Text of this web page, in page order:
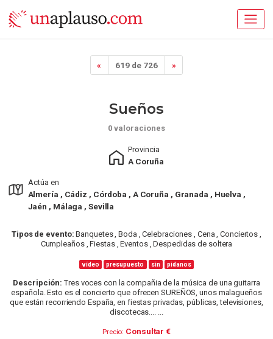
« 619 de 726 »
Sueños
0 valoraciones
Provincia
A Coruña
Actúa en
Almería , Cádiz , Córdoba , A Coruña , Granada , Huelva ,
Jaén , Málaga , Sevilla
Tipos de evento: Banquetes , Boda , Celebraciones , Cena , Conciertos ,
Cumpleaños , Fiestas , Eventos , Despedidas de soltera
vídeo presupuesto sin pidanos
Descripción: Tres voces con la compañia de la música de una guitarra
española. Esto es el concierto que ofrecen SUREÑOS, unos malagueños
que están recorriendo España, en fiestas privadas, públicas, televisiones,
discotecas.... ...
Precio: Consultar €